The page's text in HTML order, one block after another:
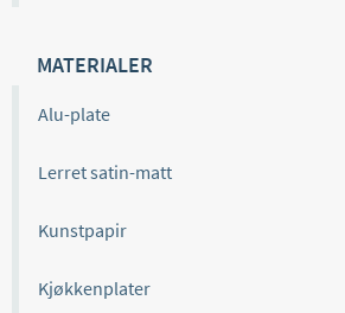
MATERIALER
Alu-plate
Lerret satin-matt
Kunstpapir
Kjøkkenplater